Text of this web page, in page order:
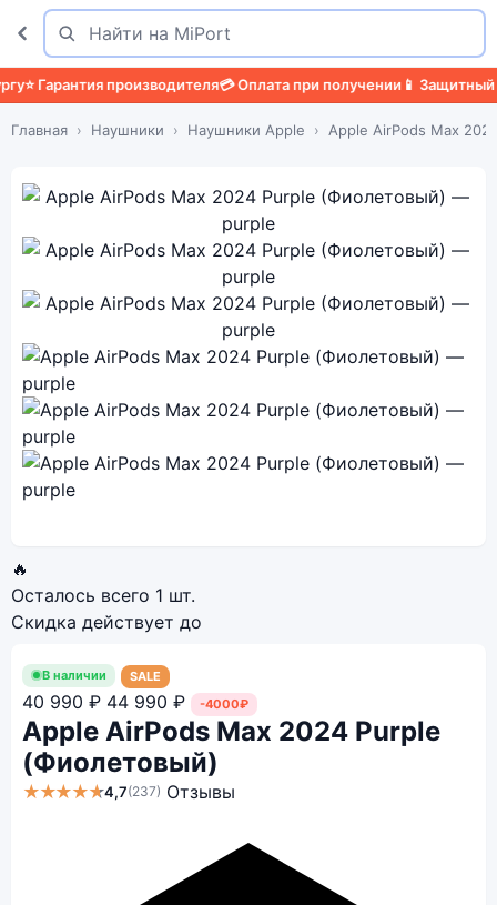
Поиск
Найти
производителя💳 Оплата при получении📱 Защитный чехол
Главная Наушники Наушники Apple Apple AirPods Max
🔥
Осталось всего 1 шт.
Скидка действует до
В наличии SALE
40 990 ₽ 44 990 ₽ -4000₽
Apple AirPods Max 2024 Purple
(Фиолетовый)
★★★★★4,7(237) Отзывы